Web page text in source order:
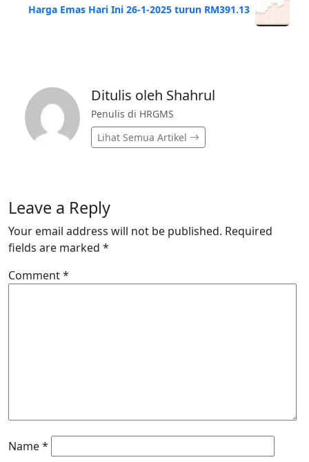
Harga Emas Hari Ini 26-1-2025 turun RM391.13
Ditulis oleh Shahrul
Penulis di HRGMS
Lihat Semua Artikel
Leave a Reply
Your email address will not be published. Required
fields are marked *
Comment*
Name*